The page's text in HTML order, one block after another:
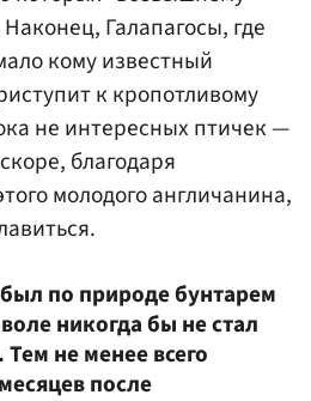
Галапагосы, где
кому известный
к кропотливому
не интересных птичек —
благодаря
молодого англичанина,
по природе бунтарем
никогда бы не стал
не менее всего
после